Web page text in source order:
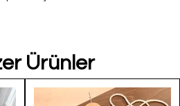
Ürünler